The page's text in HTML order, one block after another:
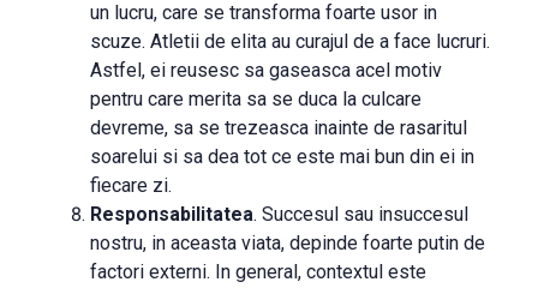
un lucru, care se transforma foarte usor in
scuze. Atletii de elita au curajul de a face lucruri.
Astfel, ei reusesc sa gaseasca acel motiv
pentru care merita sa se duca la culcare
devreme, sa se trezeasca inainte de rasaritul
soarelui si sa dea tot ce este mai bun din ei in
fiecare zi.
Responsabilitatea. Succesul sau insuccesul
nostru, in aceasta viata, depinde foarte putin de
factori externi. In general, contextul este